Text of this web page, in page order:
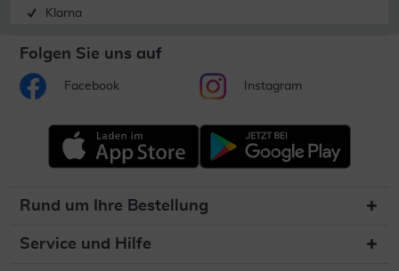
Klarna
Folgen Sie uns auf
Facebook Instagram
Rund um Ihre Bestellung
Service und Hilfe